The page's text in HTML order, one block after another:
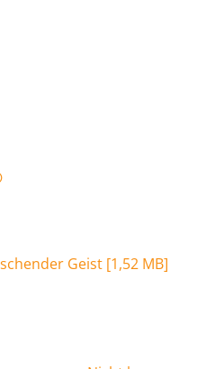
Geist [1,52 MB]